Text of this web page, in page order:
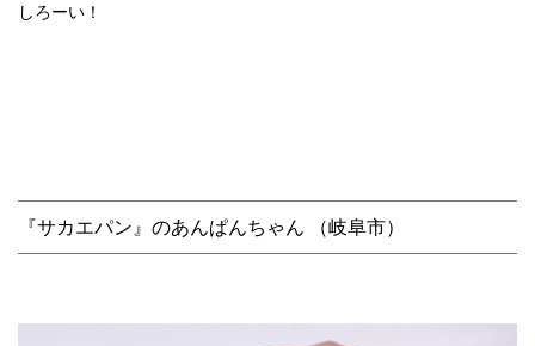
しろーい！
『サカエパン』のあんぱんちゃん （岐阜市）